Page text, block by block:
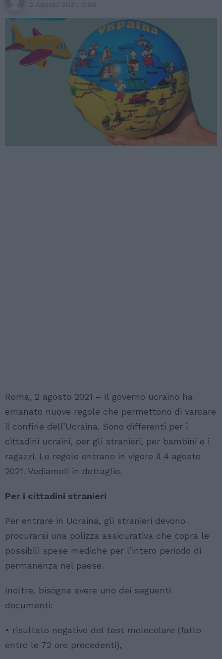
2 Agosto 2021, 0:08
Roma, 2 agosto 2021 – Il governo ucraino ha
emanato nuove regole che permettono di varcare
il confine dell’Ucraina. Sono differenti per i
cittadini ucraini, per gli stranieri, per bambini e i
ragazzi. Le regole entrano in vigore il 4 agosto
2021. Vediamoli in dettaglio.
Per i cittadini stranieri
Per entrare in Ucraina, gli stranieri devono
procurarsi una polizza assicurativa che copra le
possibili spese mediche per l’intero periodo di
permanenza nel paese.
Inoltre, bisogna avere uno dei seguenti
documenti:
• risultato negativo del test molecolare (fatto
entro le 72 ore precedenti),